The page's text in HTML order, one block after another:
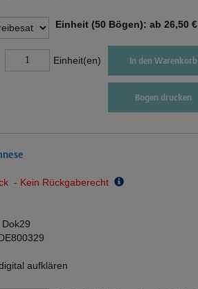
Einheit (50 Bögen): ab 26,50 €
Einheit(en) In den Warenkorb
Bogen drucken
- Kein Rückgaberecht
Dok29
aufklären